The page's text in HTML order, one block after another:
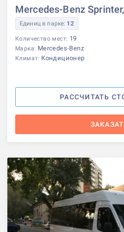
Mercedes-Benz
Единиц в парке: 12
Количество мест: 19
Марка: Mercedes-Benz
Климат: Кондиционер
РАССЧИТАТЬ